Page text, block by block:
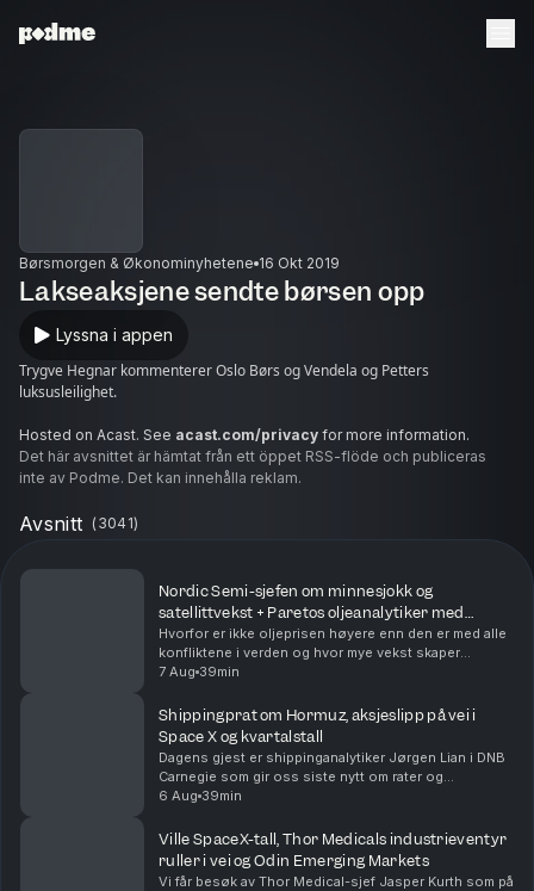
Børsmorgen & Økonominyhetene 16 Okt 2019
Lakseaksjene sendte børsen opp
Lyssna i appen
Trygve Hegnar kommenterer Oslo Børs og Vendela og Petters
luksusleilighet.
Hosted on Acast. See acast.com/privacy for more information.
Det här avsnittet är hämtat från ett öppet RSS-flöde och publiceras
inte av Podme. Det kan innehålla reklam.
Avsnitt (3041)
Nordic Semi-sjefen om minnesjokk og
satellittvekst + Paretos oljeanalytiker med
Hormuz-rapport
Hvorfor er ikke oljeprisen høyere enn den er med alle
konfliktene i verden og hvor mye vekst skaper
satellittsatsingen som skjer i teknologibransjen? Vi
7 Aug 39min
Shippingprat om Hormuz, aksjeslipp på vei i
Space X og kvartalstall
Dagens gjest er shippinganalytiker Jørgen Lian i DNB
Carnegie som gir oss siste nytt om rater og
situasjonen i Hormuzstredet. Vi sparker i gang
Nor...
6 Aug 39min
Ville SpaceX-tall, Thor Medicals industrieventyr
ruller i vei og Odin Emerging Markets
Vi får besøk av Thor Medical-sjef Jasper Kurth som på